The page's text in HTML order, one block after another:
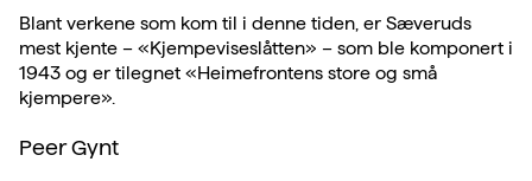
Blant verkene som kom til i denne tiden, er Sæveruds
mest kjente – «Kjempeviseslåtten» – som ble komponert i
1943 og er tilegnet «Heimefrontens store og små
kjempere».
Peer Gynt